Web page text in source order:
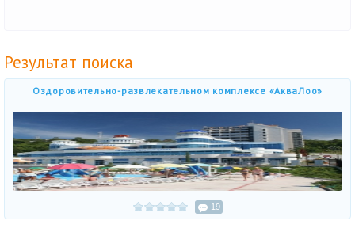
Результат поиска
Оздоровительно-развлекательном комплексе «АкваЛоо»
19